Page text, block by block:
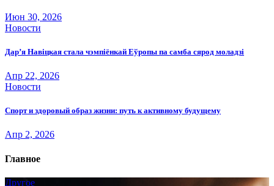
Июн 30, 2026
Новости
Дар’я Навіцкая стала чэмпіёнкай Еўропы па самба сярод моладзі
Апр 22, 2026
Новости
Спорт и здоровый образ жизни: путь к активному будущему
Апр 2, 2026
Главное
Другое